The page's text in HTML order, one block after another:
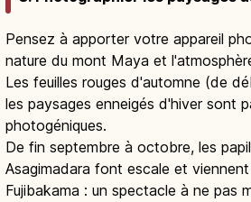
Pensez à apporter votre appareil
nature du mont Maya et
Les feuilles rouges d'automne (de
les paysages enneigés d'hiver sont
photogéniques.
De fin septembre à octobre, les
Asagimadara font escale et
Fujibakama : un spectacle à ne pas